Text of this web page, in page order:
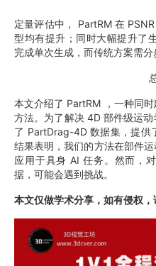
定量评估中， PartRM 在
型均有提升；同时大幅提升了
完成单次生成，而传统方案需分
本文介绍了 PartRM ，一种同
方法。为了解决 4D 部件级运
了 PartDrag-4D 数据集，提供
结果表明，我们的方法在部件
应用于具身 AI 任务。然而，
据，可能会遇到挑战。
本文仅做学术分享，如有侵权，